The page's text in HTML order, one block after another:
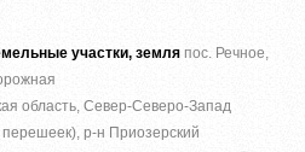
участки, земля пос. Речное,
область, Север-Северо-Запад
перешеек), р-н Приозерский